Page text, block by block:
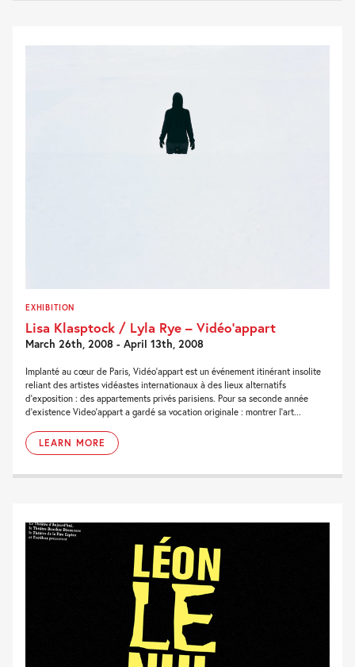
EXHIBITION
Lisa Klasptock / Lyla Rye – Vidéo’appart
March 26th, 2008 - April 13th, 2008
Implanté au cœur de Paris, Vidéo’appart est un événement itinérant insolite
reliant des artistes vidéastes internationaux à des lieux alternatifs
d’exposition : des appartements privés parisiens. Pour sa seconde année
d’existence Video’appart a gardé sa vocation originale : montrer l’art...
LEARN MORE